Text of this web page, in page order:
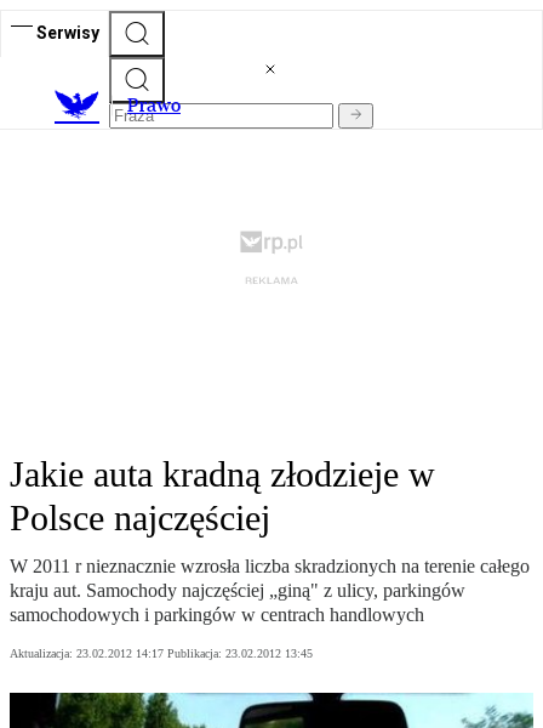
Serwisy
Prawo
Jakie auta kradną złodzieje w
Polsce najczęściej
W 2011 r nieznacznie wzrosła liczba skradzionych na terenie całego
kraju aut. Samochody najczęściej „giną" z ulicy, parkingów
samochodowych i parkingów w centrach handlowych
Aktualizacja: 23.02.2012 14:17 Publikacja: 23.02.2012 13:45